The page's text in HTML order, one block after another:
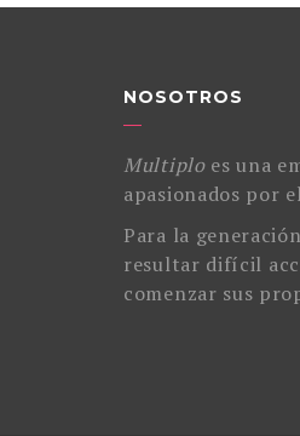
NOSOTROS
Multiploes una
apasionados por
Para la
resultar difícil
comenzar sus